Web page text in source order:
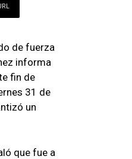
de fuerza
informa
fin de
31 de
un
que fue a